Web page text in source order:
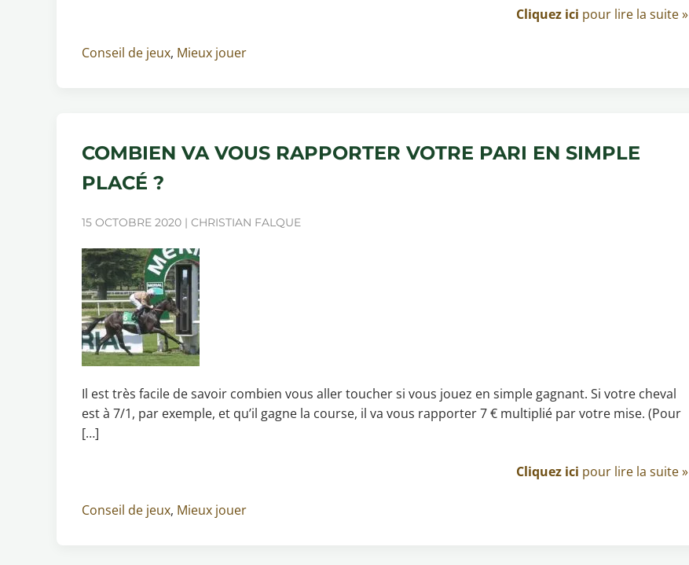
Cliquez ici pour lire la suite »
Conseil de jeux, Mieux jouer
COMBIEN VA VOUS RAPPORTER VOTRE PARI EN SIMPLE
PLACÉ ?
15 OCTOBRE 2020 | CHRISTIAN FALQUE
Il est très facile de savoir combien vous aller toucher si vous jouez en simple gagnant. Si votre cheval
est à 7/1, par exemple, et qu’il gagne la course, il va vous rapporter 7 € multiplié par votre mise. (Pour
[…]
Cliquez ici pour lire la suite »
Conseil de jeux, Mieux jouer